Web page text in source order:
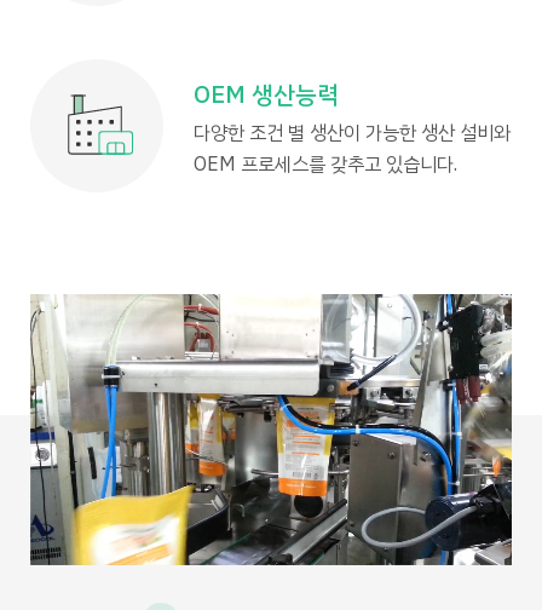
OEM 생산능력
다양한 조건 별 생산이 가능한 생산 설비와
OEM 프로세스를 갖추고 있습니다.